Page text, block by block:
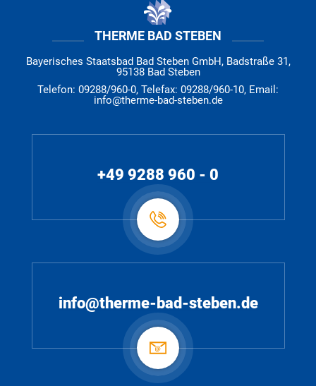
THERME BAD STEBEN
Bayerisches Staatsbad Bad Steben GmbH, Badstraße 31,
95138 Bad Steben
Telefon: 09288/960-0, Telefax: 09288/960-10, Email:
info@therme-bad-steben.de
+49 9288 960 - 0
info@therme-bad-steben.de